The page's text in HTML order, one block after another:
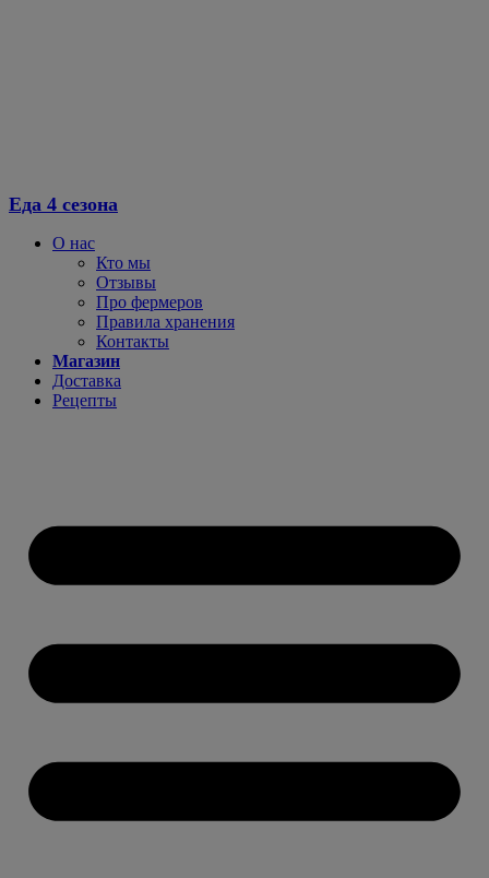
Еда 4 сезона
О нас
Кто мы
Отзывы
Про фермеров
Правила хранения
Контакты
Магазин
Доставка
Рецепты